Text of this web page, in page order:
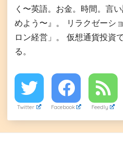
く〜英語。お金。時間。言
めよう〜』。 リラクゼーシ
ロン経営」。 仮想通貨投資
る。
Twitter Facebook Feedly